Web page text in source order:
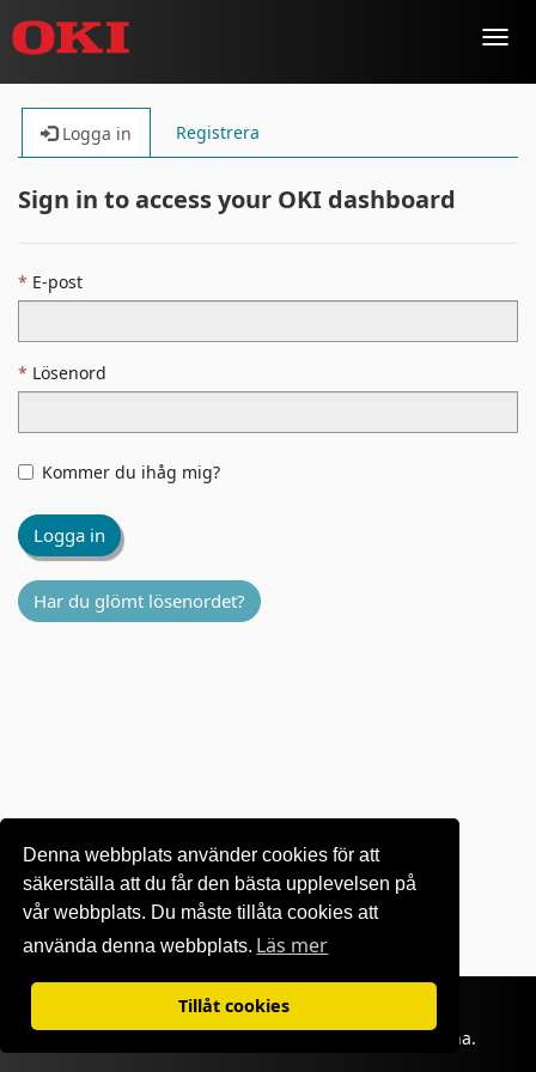
Denna webbplats använder cookies för att
säkerställa att du får den bästa upplevelsen på
vår webbplats. Du måste tillåta cookies att
använda denna webbplats. Läs mer
Tillåt cookies
Logga in Registrera
Sign in to access your OKI dashboard
E-post
Lösenord
Kommer du ihåg mig?
Logga in
Har du glömt lösenordet?
Villkor för användning|Sekretesspolicy
©1995-2026 OKI Europe Ltd. Alla rättigheter förbehållna.